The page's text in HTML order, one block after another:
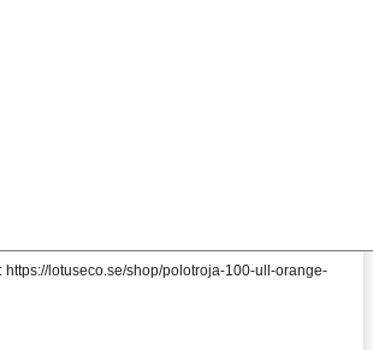
https://lotuseco.se/shop/polotroja-100-ull-orange-